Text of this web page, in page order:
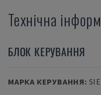
Технічна
БЛОК КЕРУВАННЯ
МАРКА КЕРУВАННЯ: